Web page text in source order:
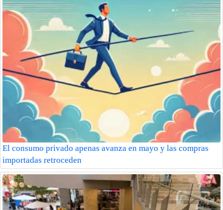
El consumo privado apenas avanza en mayo y las compras
importadas retroceden